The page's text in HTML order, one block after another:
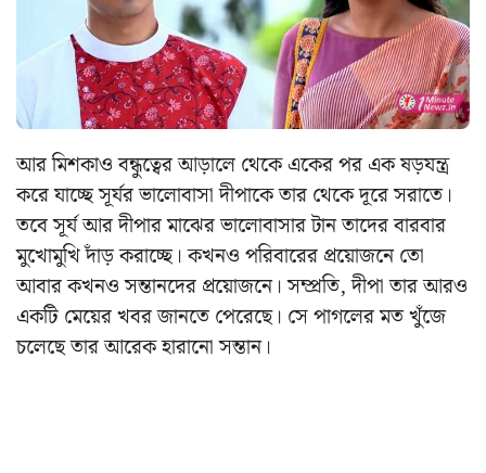
আর মিশকাও বন্ধুত্বের আড়ালে থেকে একের পর এক ষড়যন্ত্র
করে যাচ্ছে সূর্যর ভালোবাসা দীপাকে তার থেকে দূরে সরাতে।
তবে সূর্য আর দীপার মাঝের ভালোবাসার টান তাদের বারবার
মুখোমুখি দাঁড় করাচ্ছে। কখনও পরিবারের প্রয়োজনে তো
আবার কখনও সন্তানদের প্রয়োজনে। সম্প্রতি, দীপা তার আরও
একটি মেয়ের খবর জানতে পেরেছে। সে পাগলের মত খুঁজে
চলেছে তার আরেক হারানো সন্তান।